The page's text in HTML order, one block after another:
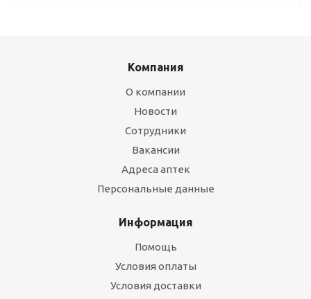
Компания
О компании
Новости
Сотрудники
Вакансии
Адреса аптек
Персональные данные
Информация
Помощь
Условия оплаты
Условия доставки